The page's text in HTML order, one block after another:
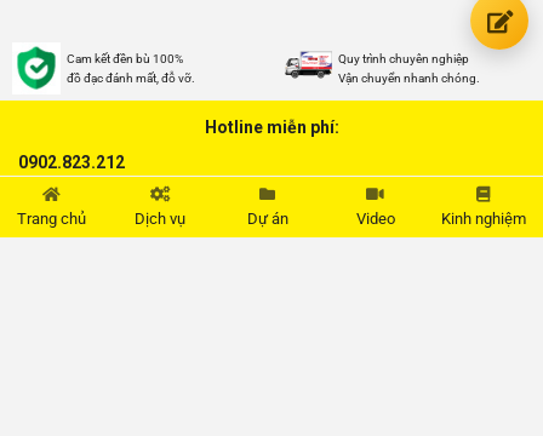
Cam kết đền bù 100%
đồ đạc đánh mất, đỗ vỡ.
Quy trình chuyên nghiệp
Vận chuyển nhanh chóng.
Hotline miễn phí:
0902.823.212
THÔNG TIN
Trang chủ Dịch vụ Dự án Video Kinh nghiệm